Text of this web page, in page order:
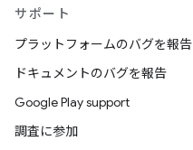
サポート
プラットフォームのバグを報告
ドキュメントのバグを報告
Google Play support
調査に参加